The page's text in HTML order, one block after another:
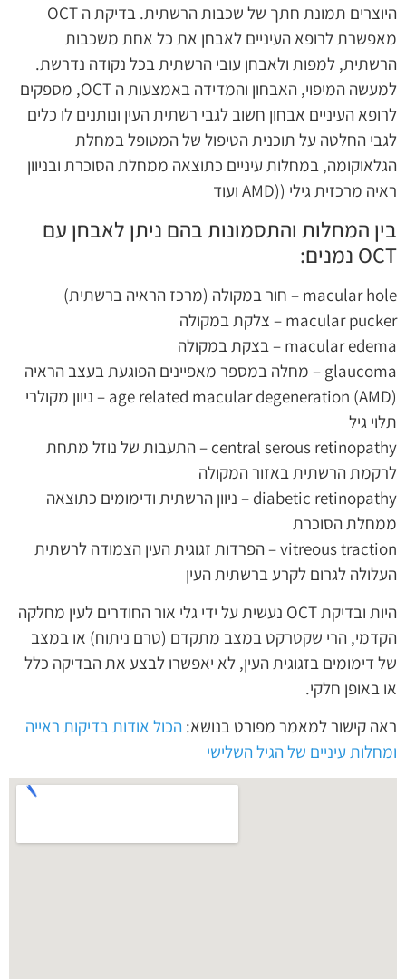
היוצרים תמונת חתך של שכבות הרשתית. בדיקת ה OCT
מאפשרת לרופא העיניים לאבחן את כל אחת משכבות
הרשתית, למפות ולאבחן עובי הרשתית בכל נקודה נדרשת.
למעשה המיפוי, האבחון והמדידה באמצעות ה OCT, מספקים
לרופא העיניים אבחון חשוב לגבי רשתית העין ונותנים לו כלים
לגבי החלטה על תוכנית הטיפול של המטופל במחלת
הגלאוקומה, במחלות עיניים כתוצאה ממחלת הסוכרת ובניוון
ראיה מרכזית גילי ((AMD ועוד
בין המחלות והתסמונות בהם ניתן לאבחן עם
OCT נמנים:
macular hole – חור במקולה (מרכז הראיה ברשתית)
macular pucker – צלקת במקולה
macular edema – בצקת במקולה
glaucoma – מחלה במספר מאפיינים הפוגעת בעצב הראיה
age related macular degeneration (AMD) – ניוון מקולרי
תלוי גיל
central serous retinopathy – התעבות של נוזל מתחת
לרקמת הרשתית באזור המקולה
diabetic retinopathy – ניוון הרשתית ודימומים כתוצאה
ממחלת הסוכרת
vitreous traction – הפרדות זגוגית העין הצמודה לרשתית
העלולה לגרום לקרע ברשתית העין
היות ובדיקת OCT נעשית על ידי גלי אור החודרים לעין מחלקה
הקדמי, הרי שקטרקט במצב מתקדם (טרם ניתוח) או במצב
של דימומים בזגוגית העין, לא יאפשרו לבצע את הבדיקה כלל
או באופן חלקי.
ראה קישור למאמר מפורט בנושא: הכול אודות בדיקות ראייה
ומחלות עיניים של הגיל השלישי